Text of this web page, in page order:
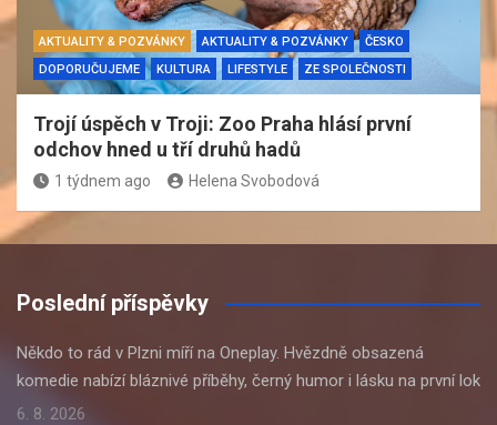
AKTUALITY & POZVÁNKY AKTUALITY & POZVÁNKY
ČESKO
DOPORUČUJEME
KULTURA LIFESTYLE ZE SPOLEČNOSTI
Trojí úspěch v Troji: Zoo Praha hlásí první
odchov hned u tří druhů hadů
1 týdnem ago Helena Svobodová
Poslední příspěvky
Někdo to rád v Plzni míří na Oneplay. Hvězdně obsazená
komedie nabízí bláznivé příběhy, černý humor i lásku na první lok
6. 8. 2026